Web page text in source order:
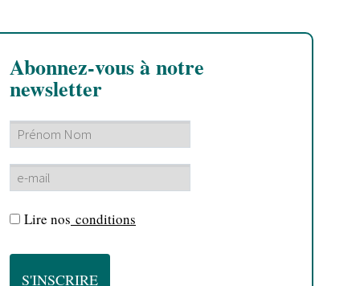
Abonnez-vous à notre
newsletter
Lire nos conditions